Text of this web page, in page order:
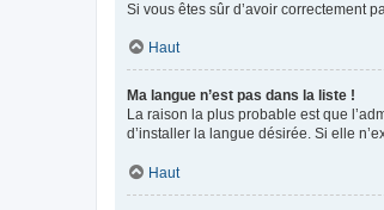
Si vous êtes sûr d’avoir correctement
Haut
Ma langue n’est pas dans la liste !
La raison la plus probable est que
d’installer la langue désirée. Si elle
Haut